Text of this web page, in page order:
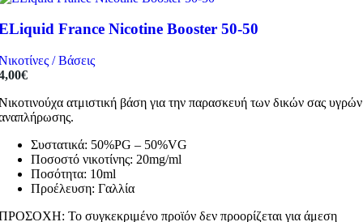
France Nicotine Booster 50-50
/ Βάσεις
€
ατμιστική βάση για την παρασκευή των δικών σας υγρών
Συστατικά: 50%PG – 50%VG
Ποσοστό νικοτίνης: 20mg/ml
Ποσότητα: 10ml
Προέλευση: Γαλλία
Το συγκεκριμένο προϊόν δεν προορίζεται για άμεση